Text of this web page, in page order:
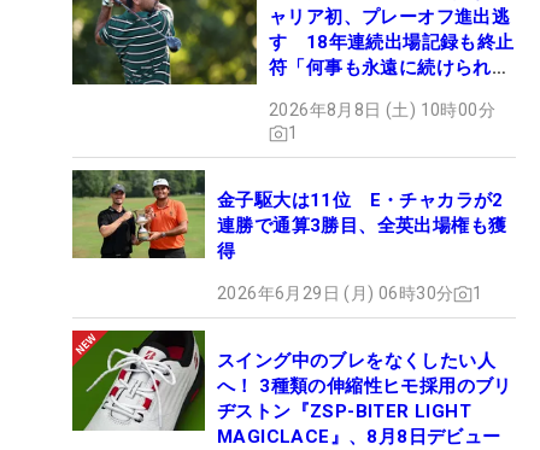
ャリア初、プレーオフ進出逃
す 18年連続出場記録も終止
符「何事も永遠に続けられな
2026年8月8日 (土) 10時00分
1
金子駆大は11位 E・チャカラが2
連勝で通算3勝目、全英出場権も獲
得
2026年6月29日 (月) 06時30分 1
スイング中のブレをなくしたい人
へ！ 3種類の伸縮性ヒモ採用のブリ
ヂストン『ZSP-BITER LIGHT
MAGICLACE』、8月8日デビュー